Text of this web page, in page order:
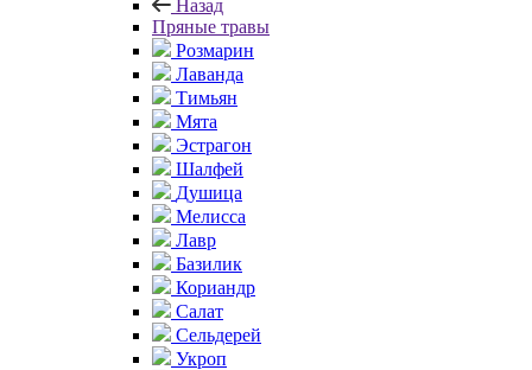
Назад
Пряные травы
Розмарин
Лаванда
Тимьян
Мята
Эстрагон
Шалфей
Душица
Мелисса
Лавр
Базилик
Кориандр
Салат
Сельдерей
Укроп